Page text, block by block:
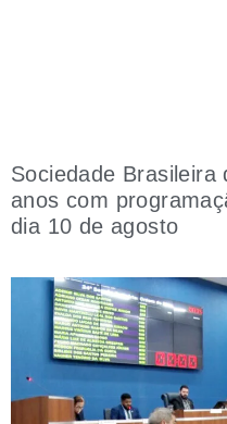
Sociedade Brasileira
anos com
dia 10 de agosto